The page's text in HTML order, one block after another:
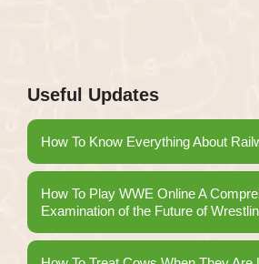
Useful Updates
How To Know Everything About
How To Play WWE Online A
Examination of the Future of